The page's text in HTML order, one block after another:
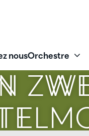
nousOrchestre